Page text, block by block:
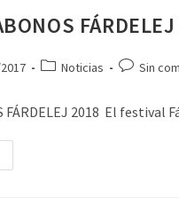
Noticias Sin
FÁRDELEJ 2018 El